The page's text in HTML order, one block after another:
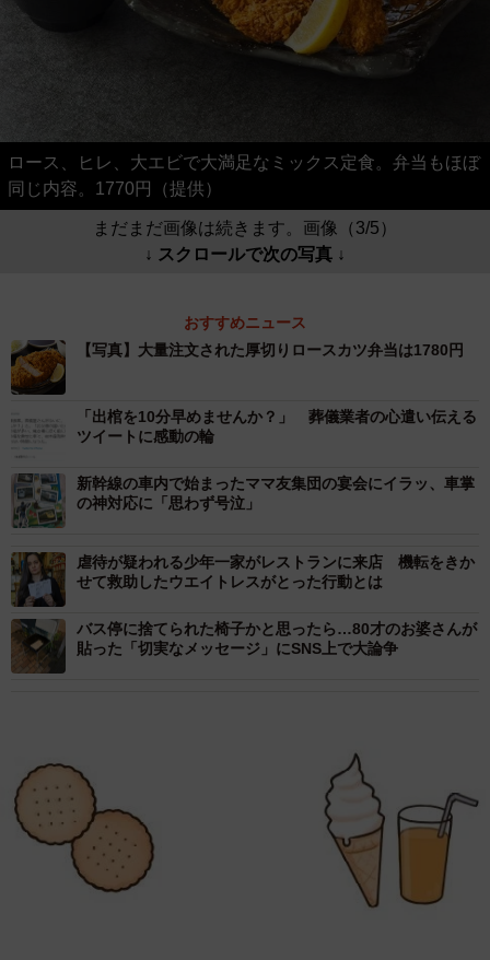
ロース、ヒレ、大エビで大満足なミックス定食。弁当もほぼ
同じ内容。1770円（提供）
まだまだ画像は続きます。画像（3/5）
↓ スクロールで次の写真 ↓
おすすめニュース
【写真】大量注文された厚切りロースカツ弁当は1780円
「出棺を10分早めませんか？」 葬儀業者の心遣い伝える
ツイートに感動の輪
新幹線の車内で始まったママ友集団の宴会にイラッ、車掌
の神対応に「思わず号泣」
虐待が疑われる少年一家がレストランに来店 機転をきか
せて救助したウエイトレスがとった行動とは
バス停に捨てられた椅子かと思ったら…80才のお婆さんが
貼った「切実なメッセージ」にSNS上で大論争